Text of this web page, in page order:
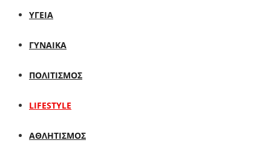
ΥΓΕΙΑ
ΓΥΝΑΙΚΑ
ΠΟΛΙΤΙΣΜΟΣ
LIFESTYLE
ΑΘΛΗΤΙΣΜΟΣ